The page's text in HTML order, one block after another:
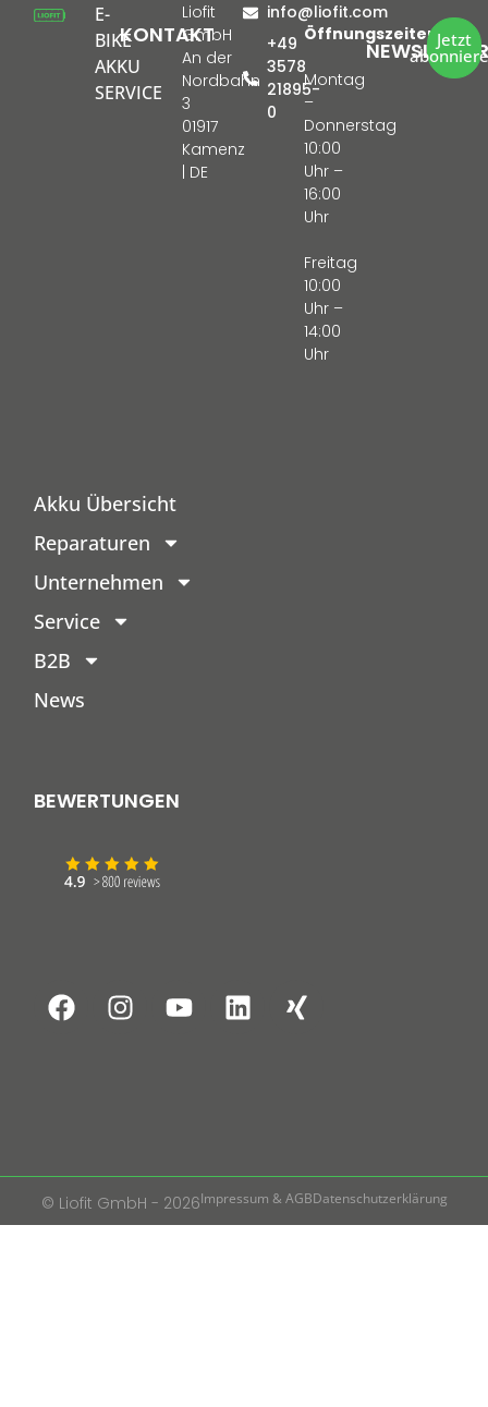
E-
BIKE
AKKU
SERVICE
KONTAKT
Liofit
GmbH
An der
Nordbahn
3
01917
Kamenz
| DE
info@liofit.com
+49
3578
21895-
0
Öffnungszeiten:
Montag
–
Donnerstag
10:00
Uhr –
16:00
Uhr
Freitag
10:00
Uhr –
14:00
Uhr
NEWSLETTER
Jetzt
Akku Übersicht
Reparaturen
Unternehmen
Service
B2B
News
BEWERTUNGEN
© Liofit GmbH - 2026Impressum & AGBDatenschutzerklärung